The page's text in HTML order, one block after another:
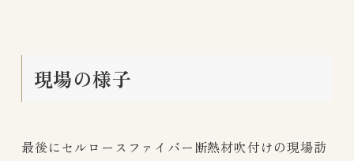
現場の様子
最後にセルロースファイバー断熱材吹付けの現場訪